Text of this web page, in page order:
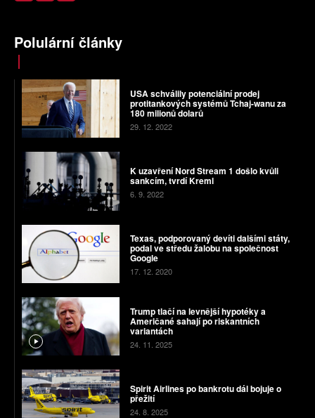
Polulární články
USA schválily potenciální prodej
protitankových systémů Tchaj-wanu za
180 milionů dolarů
29. 12. 2022
K uzavření Nord Stream 1 došlo kvůli
sankcím, tvrdí Kreml
6. 9. 2022
Texas, podporovaný devíti dalšími státy,
podal ve středu žalobu na společnost
Google
17. 12. 2020
Trump tlačí na levnější hypotéky a
Američané sahají po riskantních
variantách
24. 11. 2025
Spirit Airlines po bankrotu dál bojuje o
přežití
24. 8. 2025